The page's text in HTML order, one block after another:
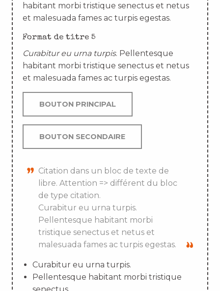
habitant morbi tristique senectus et netus
et malesuada fames ac turpis egestas.
Format de titre 5
Curabitur eu urna turpis. Pellentesque
habitant morbi tristique senectus et netus
et malesuada fames ac turpis egestas.
BOUTON PRINCIPAL
BOUTON SECONDAIRE
Citation dans un bloc de texte de
libre. Attention => différent du bloc
de type citation.
Curabitur eu urna turpis.
Pellentesque habitant morbi
tristique senectus et netus et
malesuada fames ac turpis egestas.
Curabitur eu urna turpis.
Pellentesque habitant morbi tristique